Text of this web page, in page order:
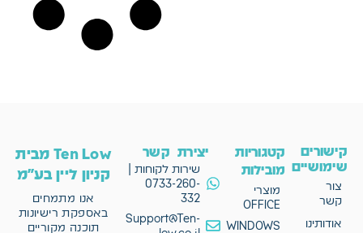
קישורים
שימושיים
צור
קשר
אודותינו
קטגוריות
מובילות
מוצרי
OFFICE
WINDOWS
יצירת קשר
שירות לקוחות |
0733-260-
332
Support@Ten-
Ten Low מבית
קניון ליין בע"מ
אנו מתמחים
באספקת רישיונות
תוכנה מקוריים